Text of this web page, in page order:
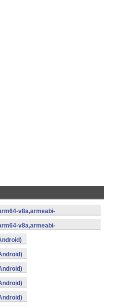
v8a,armeabi-
v8a,armeabi-